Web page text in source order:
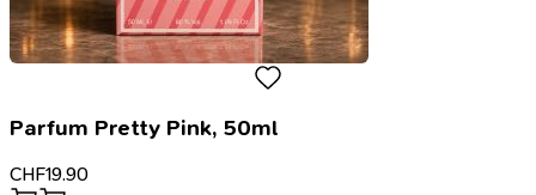
Parfum Pretty Pink, 50ml
CHF19.90